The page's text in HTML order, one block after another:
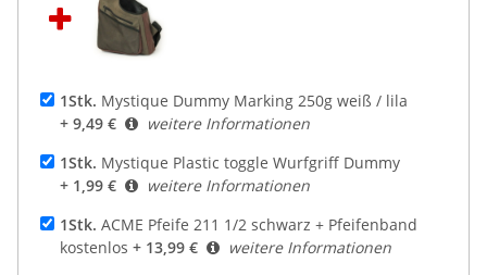
1Stk. Mystique Dummy Marking 250g weiß / lila
+ 9,49 €
weitere Informationen
1Stk. Mystique Plastic toggle Wurfgriff Dummy
+ 1,99 €
weitere Informationen
1Stk. ACME Pfeife 211 1/2 schwarz + Pfeifenband
kostenlos + 13,99 €
weitere Informationen